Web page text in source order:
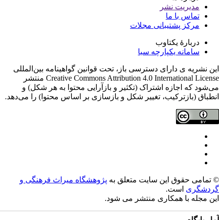
مدیریت نشر
تماس با ما
مرکز پشتیبانی مجلات
دربارۀ یکتاوب
سامانه یکپارچه سبا
نشریه ی دارای دسترسی باز، تحت قوانین گواهینامه بین‌المللی
Creative Commons Attribution 4.0 International License منتشر
که اجازه اشتراک (تکثیر و بازآرایی محتوا به هر شکل) و
(بازترکیب، تغییر شکل و بازسازی بر اساس محتوا) را می‌دهد.
تمامی حقوق این سایت متعلق بهپژوهشگاه میراث فرهنگی و
است.
مجله با همکاریمنتشر می شود.